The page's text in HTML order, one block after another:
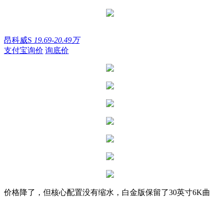
昂科威S 19.69-20.49万
支付宝询价 询底价
价格降了，但核心配置没有缩水，白金版保留了30英寸6K曲